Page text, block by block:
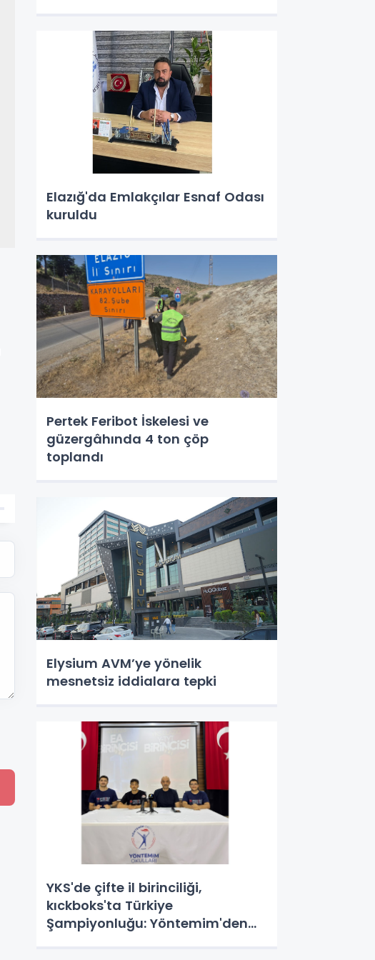
Elazığ'da Emlakçılar Esnaf Odası
kuruldu
Pertek Feribot İskelesi ve
güzergâhında 4 ton çöp
toplandı
Elysium AVM’ye yönelik
mesnetsiz iddialara tepki
YKS'de çifte il birinciliği,
kıckboks'ta Türkiye
Şampiyonluğu: Yöntemim'den